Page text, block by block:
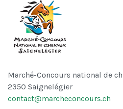
Marché-Concours national de
2350 Saignelégier
contact@marcheconcours.ch